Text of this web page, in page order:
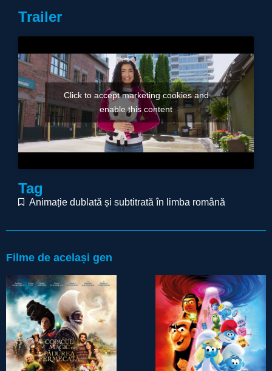
Trailer
Click to accept marketing cookies and
enable this content
Tag
Animație dublată și subtitrată în limba română
Filme de același gen